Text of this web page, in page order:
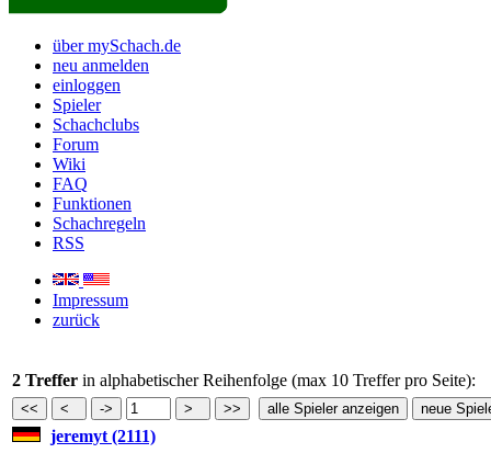
über mySchach.de
neu anmelden
einloggen
Spieler
Schachclubs
Forum
Wiki
FAQ
Funktionen
Schachregeln
RSS
Impressum
zurück
2 Treffer in alphabetischer Reihenfolge (max 10 Treffer pro Seite):
jeremyt (2111)